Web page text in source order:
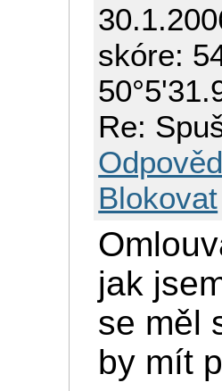
skóre:
Re:
Blokovat
jak
se měl
by mít